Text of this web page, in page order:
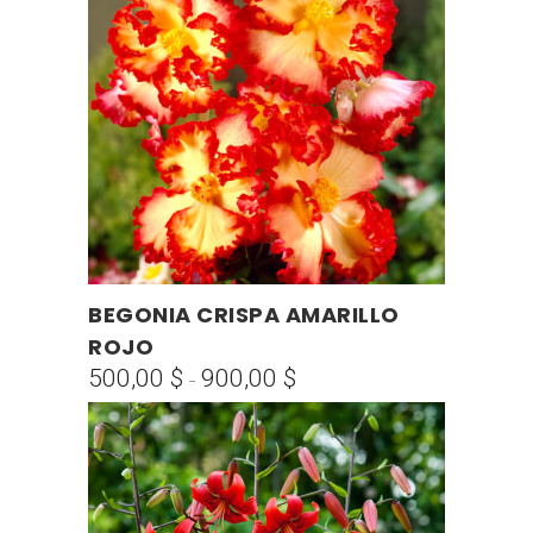
SELECCIONAR OPCIONES
producto
tiene
múltiples
variantes.
Las
opciones
se
BEGONIA CRISPA AMARILLO
ROJO
500,00 $ - 900,00 $
de
precios:
desde
500,00 $